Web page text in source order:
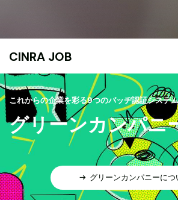
CINRA JOB
これからの企業を彩る9つのバッヂ認証システム
グリーンカンパニ
グリーンカンパニーにつ